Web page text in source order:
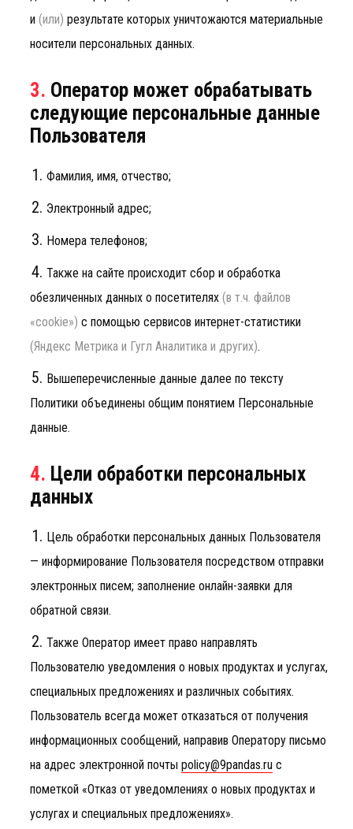
и (или) результате которых уничтожаются материальные
носители персональных данных.
3. Оператор может обрабатывать
следующие персональные данные
Пользователя
Фамилия, имя, отчество;
Электронный адрес;
Номера телефонов;
Также на сайте происходит сбор и обработка
обезличенных данных о посетителях (в т.ч. файлов
«cookie») с помощью сервисов интернет-статистики
(Яндекс Метрика и Гугл Аналитика и других).
Вышеперечисленные данные далее по тексту
Политики объединены общим понятием Персональные
данные.
4. Цели обработки персональных
данных
Цель обработки персональных данных Пользователя
— информирование Пользователя посредством отправки
электронных писем; заполнение онлайн-заявки для
обратной связи.
Также Оператор имеет право направлять
Пользователю уведомления о новых продуктах и услугах,
специальных предложениях и различных событиях.
Пользователь всегда может отказаться от получения
информационных сообщений, направив Оператору письмо
на адрес электронной почты policy@9pandas.ru с
пометкой «Отказ от уведомлениях о новых продуктах и
услугах и специальных предложениях».